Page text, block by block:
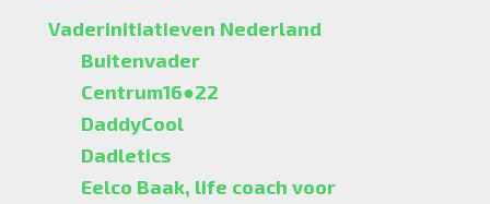
Vaderinitiatieven Nederland
Buitenvader
Centrum16●22
DaddyCool
Dadletics
Eelco Baak, life coach voor